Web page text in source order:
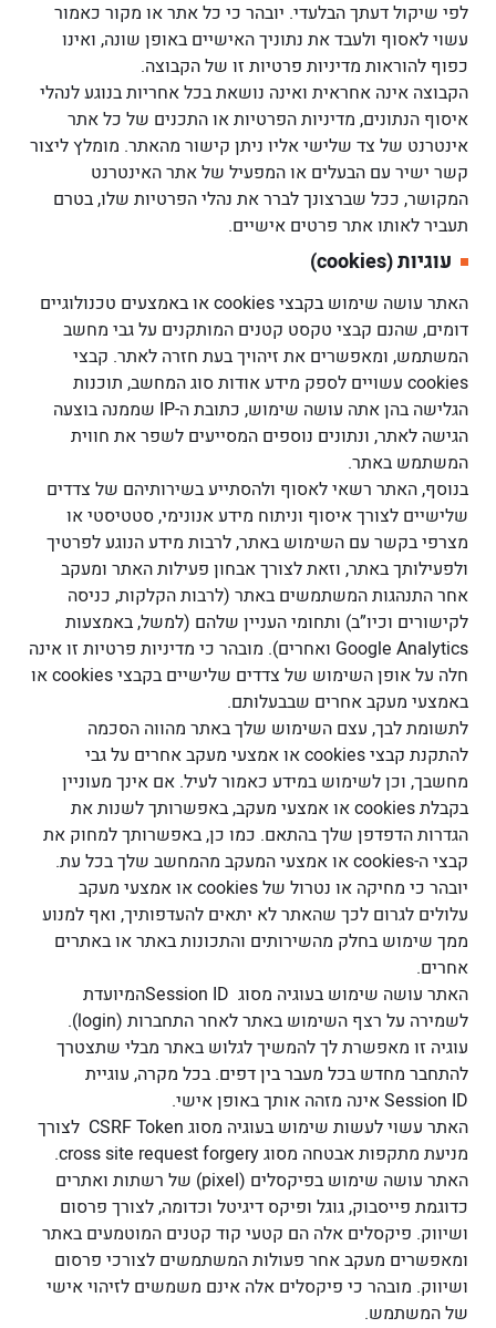
לפי שיקול דעתך הבלעדי. יובהר כי כל אתר או מקור כאמור
עשוי לאסוף ולעבד את נתוניך האישיים באופן שונה, ואינו
כפוף להוראות מדיניות פרטיות זו של הקבוצה.
הקבוצה אינה אחראית ואינה נושאת בכל אחריות בנוגע לנהלי
איסוף הנתונים, מדיניות הפרטיות או התכנים של כל אתר
אינטרנט של צד שלישי אליו ניתן קישור מהאתר. מומלץ ליצור
קשר ישיר עם הבעלים או המפעיל של אתר האינטרנט
המקושר, ככל שברצונך לברר את נהלי הפרטיות שלו, בטרם
תעביר לאותו אתר פרטים אישיים.
עוגיות (cookies)
האתר עושה שימוש בקבצי cookies או באמצעים טכנולוגיים
דומים, שהנם קבצי טקסט קטנים המותקנים על גבי מחשב
המשתמש, ומאפשרים את זיהויך בעת חזרה לאתר. קבצי
cookies עשויים לספק מידע אודות סוג המחשב, תוכנות
הגלישה בהן אתה עושה שימוש, כתובת ה-IP שממנה בוצעה
הגישה לאתר, ונתונים נוספים המסייעים לשפר את חווית
המשתמש באתר.
בנוסף, האתר רשאי לאסוף ולהסתייע בשירותיהם של צדדים
שלישיים לצורך איסוף וניתוח מידע אנונימי, סטטיסטי או
מצרפי בקשר עם השימוש באתר, לרבות מידע הנוגע לפרטיך
ולפעילותך באתר, וזאת לצורך אבחון פעילות האתר ומעקב
אחר התנהגות המשתמשים באתר (לרבות הקלקות, כניסה
לקישורים וכיו”ב) ותחומי העניין שלהם (למשל, באמצעות
Google Analytics ואחרים). מובהר כי מדיניות פרטיות זו אינה
חלה על אופן השימוש של צדדים שלישיים בקבצי cookies או
באמצעי מעקב אחרים שבבעלותם.
לתשומת לבך, עצם השימוש שלך באתר מהווה הסכמה
להתקנת קבצי cookies או אמצעי מעקב אחרים על גבי
מחשבך, וכן לשימוש במידע כאמור לעיל. אם אינך מעוניין
בקבלת cookies או אמצעי מעקב, באפשרותך לשנות את
הגדרות הדפדפן שלך בהתאם. כמו כן, באפשרותך למחוק את
קבצי ה-cookies או אמצעי המעקב מהמחשב שלך בכל עת.
יובהר כי מחיקה או נטרול של cookies או אמצעי מעקב
עלולים לגרום לכך שהאתר לא יתאים להעדפותיך, ואף למנוע
ממך שימוש בחלק מהשירותים והתכונות באתר או באתרים
אחרים.
האתר עושה שימוש בעוגיה מסוג Session IDהמיועדת
לשמירה על רצף השימוש באתר לאחר התחברות (login).
עוגיה זו מאפשרת לך להמשיך לגלוש באתר מבלי שתצטרך
להתחבר מחדש בכל מעבר בין דפים. בכל מקרה, עוגיית
Session ID אינה מזהה אותך באופן אישי.
האתר עשוי לעשות שימוש בעוגיה מסוג CSRF Token לצורך
מניעת מתקפות אבטחה מסוג cross site request forgery.
האתר עושה שימוש בפיקסלים (pixel) של רשתות ואתרים
כדוגמת פייסבוק, גוגל ופיקס דיגיטל וכדומה, לצורך פרסום
ושיווק. פיקסלים אלה הם קטעי קוד קטנים המוטמעים באתר
ומאפשרים מעקב אחר פעולות המשתמשים לצורכי פרסום
ושיווק. מובהר כי פיקסלים אלה אינם משמשים לזיהוי אישי
של המשתמש.